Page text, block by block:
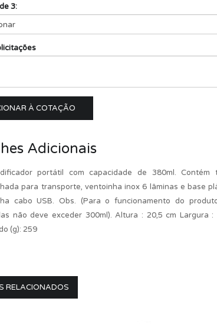
3:
À COTAÇÃO
Adicionais
portátil com capacidade de 380ml. Contém
para transporte, ventoinha inox 6 lâminas e base
cabo USB. Obs. (Para o funcionamento do
não deve exceder 300ml). Altura : 20,5 cm Largura
(g): 259
RELACIONADOS